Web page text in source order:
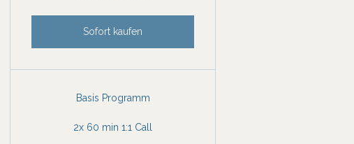
Sofort kaufen
Basis Programm
2x 60 min 1:1 Call